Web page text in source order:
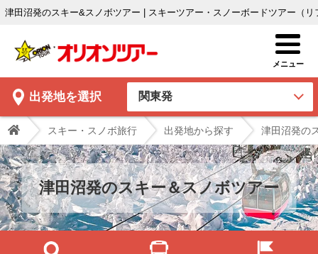
津田沼発のスキー&スノボツアー | スキーツアー・スノーボードツアー（
出発地を選択
スキー・スノボ旅行 出発地から探す 津田沼発の
津田沼発のスキー＆スノボツアー